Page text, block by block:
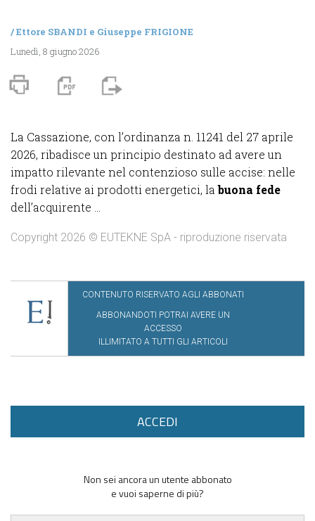
/Ettore SBANDI e Giuseppe FRIGIONE
Lunedì, 8 giugno 2026
La Cassazione, con l’ordinanza n. 11241 del 27 aprile
2026, ribadisce un principio destinato ad avere un
impatto rilevante nel contenzioso sulle accise: nelle
frodi relative ai prodotti energetici, labuona fede
dell’acquirente ...
Copyright 2026 © EUTEKNE SpA - riproduzione riservata
CONTENUTO RISERVATO AGLI ABBONATI
ABBONANDOTI POTRAI AVERE UN
ACCESSO
ILLIMITATO A TUTTI GLI ARTICOLI
ACCEDI
Non sei ancora un utente abbonato
e vuoi saperne di più?